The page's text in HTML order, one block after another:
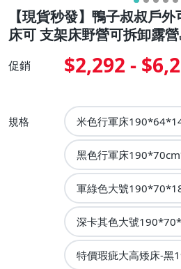
【現貨秒發】鴨子叔叔戶
床可 支架床野營可拆卸露
促銷 $2,292 -
規格 米色行軍床
黑色行軍床
軍綠色大號
深卡其色大號
特價瑕疵大高矮床-